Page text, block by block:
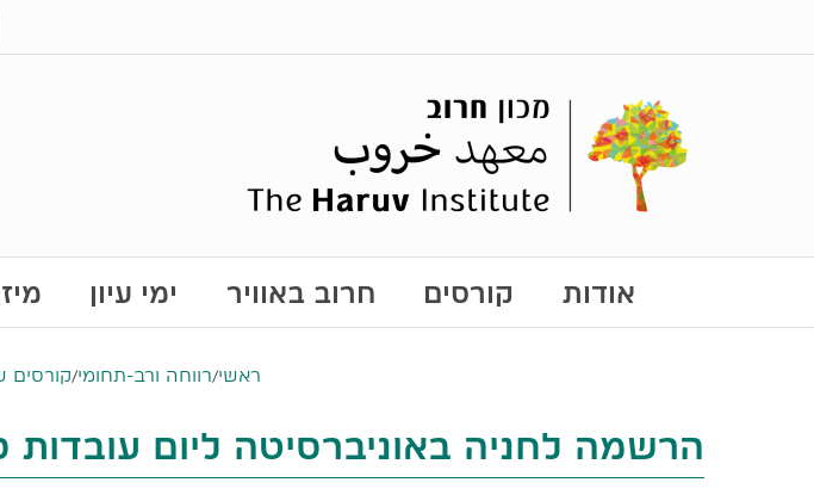
אודות קורסים חרוב באוויר ימי עיון
ראשי/רווחה ורב-תחומי/קורסים
הרשמה לחניה באוניברסיטה ליום עובדות